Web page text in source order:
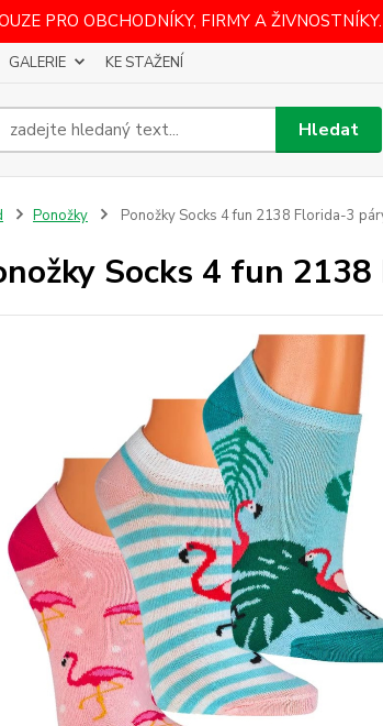
PRO OBCHODNÍKY, FIRMY A
GALERIE KE STAŽENÍ
Hledat
Ponožky Ponožky Socks 4 fun 2138 Florida-3
Socks 4 fun